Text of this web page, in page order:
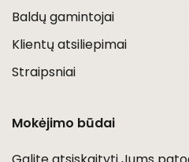
Baldų gamintojai
Klientų atsiliepimai
Straipsniai
Mokėjimo būdai